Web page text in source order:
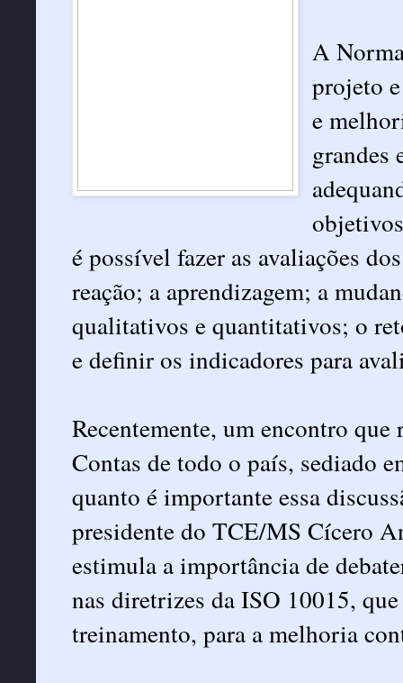
A
projeto
e
grandes
é possível fazer as avaliações
reação; a aprendizagem; a
qualitativos e quantitativos; o
e definir os indicadores para
Recentemente, um encontro
Contas de todo o país, sediado
quanto é importante essa
presidente do TCE/MS Cícero
estimula a importância de
nas diretrizes da ISO 10015,
treinamento, para a melhoria